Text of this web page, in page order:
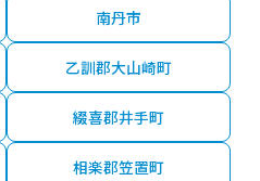
南丹市
乙訓郡大山崎町
綴喜郡井手町
相楽郡笠置町